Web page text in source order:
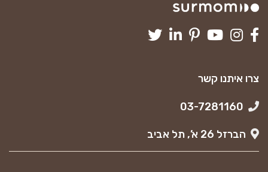
צרו איתנו קשר
הברזל 26 א’, תל אביב